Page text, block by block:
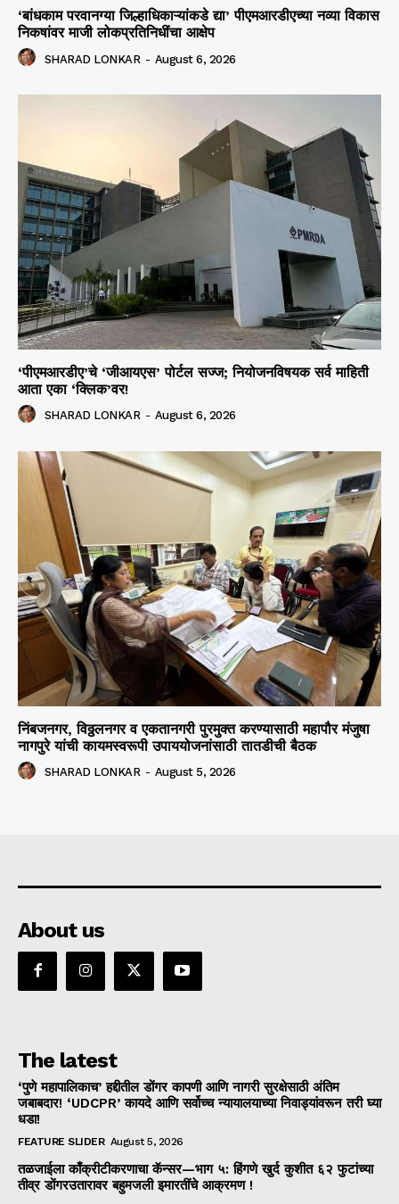
‘बांधकाम परवानग्या जिल्हाधिकाऱ्यांकडे द्या’ पीएमआरडीएच्या नव्या विकास
निकषांवर माजी लोकप्रतिनिधींचा आक्षेप
SHARAD LONKAR - August 6, 2026
‘पीएमआरडीए’चे ‘जीआयएस’ पोर्टल सज्ज; नियोजनविषयक सर्व माहिती
आता एका ‘क्लिक’वर!
SHARAD LONKAR - August 6, 2026
निंबजनगर, विठ्ठलनगर व एकतानगरी पुरमुक्त करण्यासाठी महापौर मंजुषा
नागपुरे यांची कायमस्वरूपी उपाययोजनांसाठी तातडीची बैठक
SHARAD LONKAR - August 5, 2026
About us
The latest
‘पुणे महापालिकाच’ हद्दीतील डोंगर कापणी आणि नागरी सुरक्षेसाठी अंतिम
जबाबदार! ‘UDCPR’ कायदे आणि सर्वोच्च न्यायालयाच्या निवाड्यांवरून तरी घ्या
धडा!
FEATURE SLIDER August 5, 2026
तळजाईला काँक्रीटीकरणाचा कॅन्सर—भाग ५: हिंगणे खुर्द कुशीत ६२ फुटांच्या
तीव्र डोंगरउतारावर बहुमजली इमारतींचे आक्रमण !